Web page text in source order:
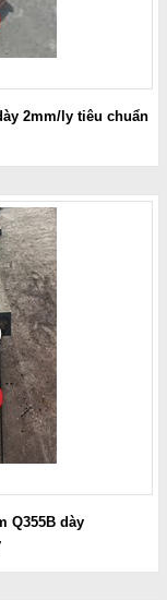
2mm/ly tiêu chuẩn
Q355B dày